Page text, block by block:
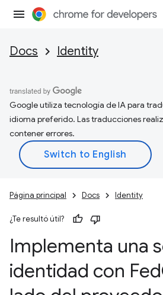
Docs Identity
Google utiliza tecnología de IA para
idioma preferido. Las traducciones
contener errores.
Página principal Docs Identity
¿Te resultó útil?
Implementa una
identidad con Fed